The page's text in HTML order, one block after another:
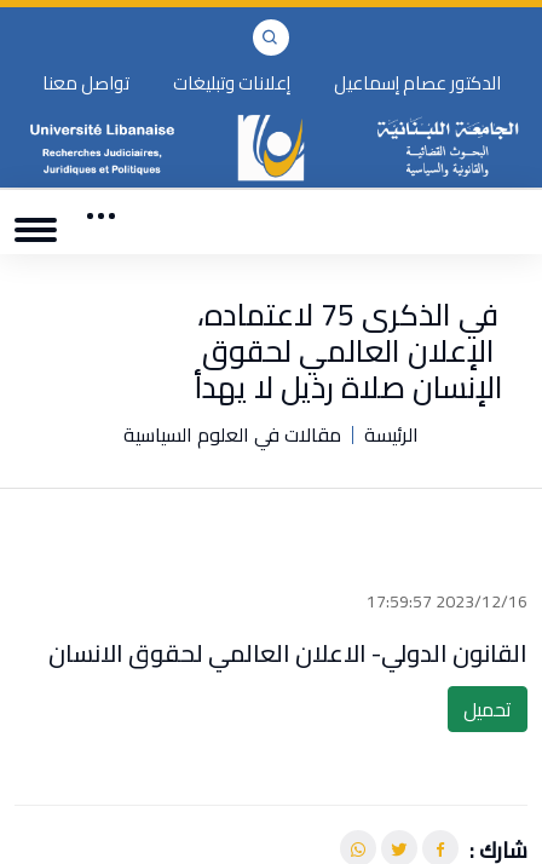
الدكتور عصام إسماعيل إعلانات وتبليغات تواصل معنا
في الذكرى 75 لاعتماده،
الإعلان العالمي لحقوق
الإنسان صلاة رذيل لا يهدأ
الرئيسة مقالات في العلوم السياسية
2023/12/16 17:59:57
القانون الدولي- الاعلان العالمي لحقوق الانسان
تحميل
شارك :